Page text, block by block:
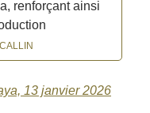
renforçant ainsi
13 janvier 2026